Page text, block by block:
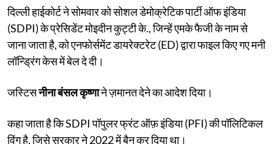
दिल्ली हाईकोर्ट ने सोमवार को सोशल डेमोक्रेटिक पार्टी ऑफ इंडिया
(SDPI) के प्रेसिडेंट मोइदीन कुट्टी के., जिन्हें एमके फैजी के नाम से
जाना जाता है, को एनफोर्समेंट डायरेक्टरेट (ED) द्वारा फाइल किए गए मनी
लॉन्ड्रिंग केस में बेल दे दी।
जस्टिसनीना बंसल कृष्णाने ज़मानत देने का आदेश दिया।
कहा जाता है कि SDPI पॉपुलर फ्रंट ऑफ़ इंडिया (PFI) की पॉलिटिकल
विंग है, जिसे सरकार ने 2022 में बैन कर दिया था।